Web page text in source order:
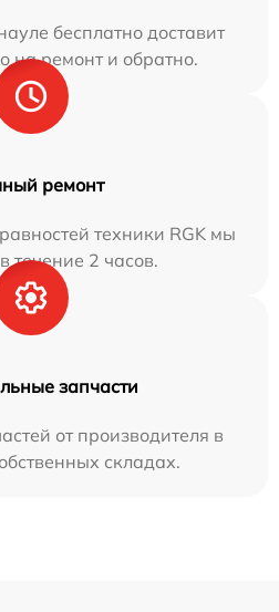
бесплатно доставит
на ремонт и обратно.
ремонт
техники RGK мы
течение 2 часов.
запчасти
от производителя в
складах.